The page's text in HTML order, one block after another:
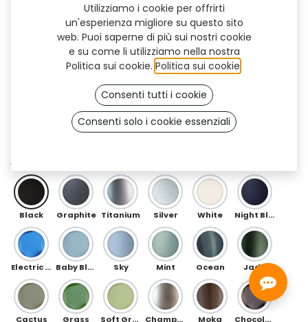
Floral (TT)
ANTERIORE
Black Graphite Titanium Silver White Night Blue
Electric Blue Baby Blue Sky Mint Ocean Jade
Cactus Grass Soft Green Champagne Moka Chocolate
Utilizziamo i cookie per offrirti
un'esperienza migliore su questo sito
web. Puoi saperne di più sui nostri cookie
e su come li utilizziamo nella nostra
Politica sui cookie. Politica sui cookie
Consenti tutti i cookie
Consenti solo i cookie essenziali